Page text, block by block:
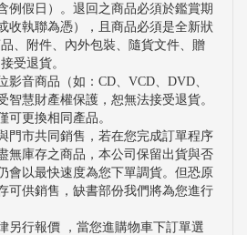
例假日）。退回之商品必須於鑑賞期
收執聯為憑），且商品必須是全新狀
、附件、內外包裝、隨貨文件、贈
受退貨。
影音商品（如：CD、VCD、DVD、
智慧財產權保護，恕無法接受退貨。
可更換相同產品。
門市共同銷售，若在您完成訂單程序
無庫存之商品，本公司保留出貨與否
會以最快速度為您下單調貨。但恐原
可供銷售，缺書部份我們將為您進行
另行報價 ，當您進購物車下訂單選